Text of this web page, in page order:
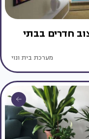
חדרים בבתי
מערכת בית ונוי